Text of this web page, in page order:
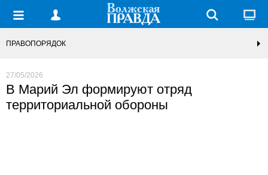
ПРАВОПОРЯДОК
27/05/2026
В Марий Эл формируют отряд
территориальной обороны